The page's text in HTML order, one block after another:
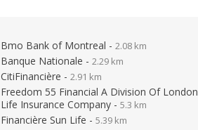
Bmo Bank of Montreal - 2.08 km
Banque Nationale - 2.29 km
CitiFinancière - 2.91 km
Freedom 55 Financial A Division Of London
Life Insurance Company - 5.3 km
Financière Sun Life - 5.39 km